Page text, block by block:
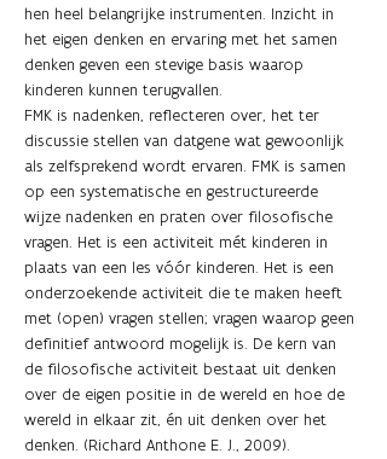
hen heel belangrijke instrumenten. Inzicht in
het eigen denken en ervaring met het samen
denken geven een stevige basis waarop
kinderen kunnen terugvallen.
FMK is nadenken, reflecteren over, het ter
discussie stellen van datgene wat gewoonlijk
als zelfsprekend wordt ervaren. FMK is samen
op een systematische en gestructureerde
wijze nadenken en praten over filosofische
vragen. Het is een activiteit mét kinderen in
plaats van een les vóór kinderen. Het is een
onderzoekende activiteit die te maken heeft
met (open) vragen stellen; vragen waarop geen
definitief antwoord mogelijk is. De kern van
de filosofische activiteit bestaat uit denken
over de eigen positie in de wereld en hoe de
wereld in elkaar zit, én uit denken over het
denken. (Richard Anthone E. J., 2009).